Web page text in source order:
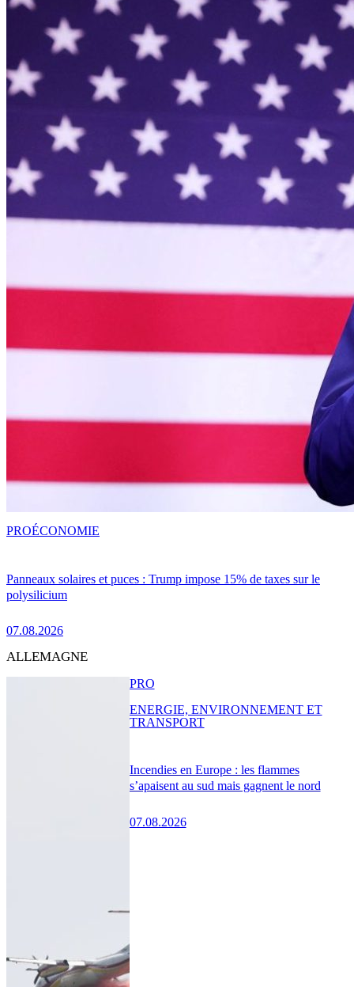
Panneaux solaires et puces : Trump impose 15% de taxes sur le
polysilicium
07.08.2026
PROÉCONOMIE
ALLEMAGNE
Incendies en Europe : les flammes
s’apaisent au sud mais gagnent le nord
07.08.2026
PRO
ENERGIE, ENVIRONNEMENT ET
TRANSPORT